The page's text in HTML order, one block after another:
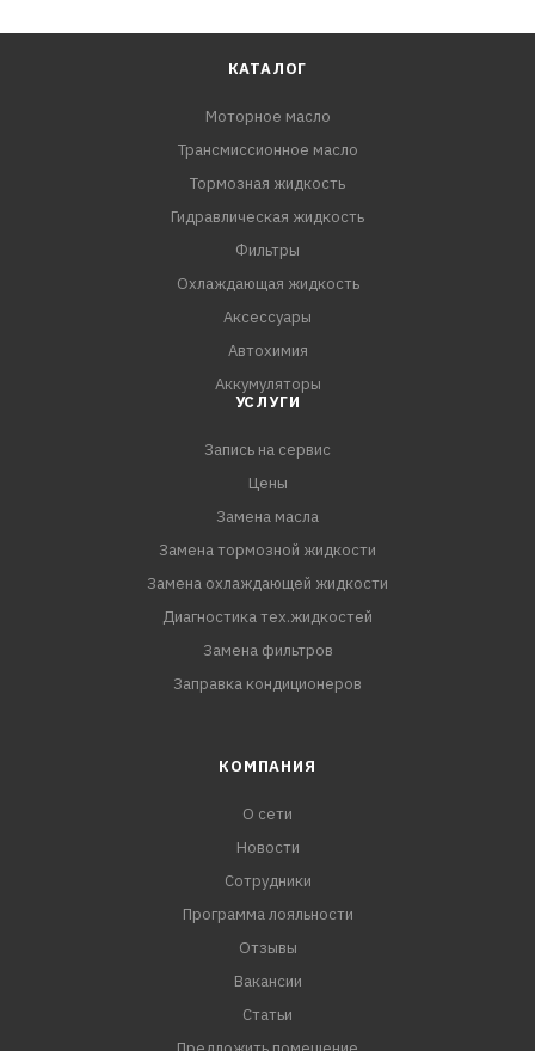
КАТАЛОГ
Моторное масло
Трансмиссионное масло
Тормозная жидкость
Гидравлическая жидкость
Фильтры
Охлаждающая жидкость
Аксессуары
Автохимия
Аккумуляторы
УСЛУГИ
Запись на сервис
Цены
Замена масла
Замена тормозной жидкости
Замена охлаждающей жидкости
Диагностика тех.жидкостей
Замена фильтров
Заправка кондиционеров
КОМПАНИЯ
О сети
Новости
Сотрудники
Программа лояльности
Отзывы
Вакансии
Статьи